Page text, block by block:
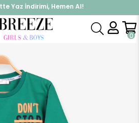
Yaz İndirimi, Hemen Al!
İndirimi Kap, Hemen Üye Ol!
0
Eşofman Takımı Erkek Çocuk Eşofman Takımı Baskılı Cepli Yeşil (9 Yaş)